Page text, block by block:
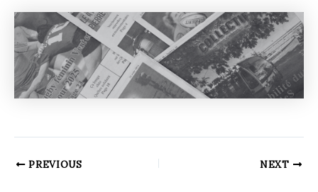
PREVIOUS NEXT